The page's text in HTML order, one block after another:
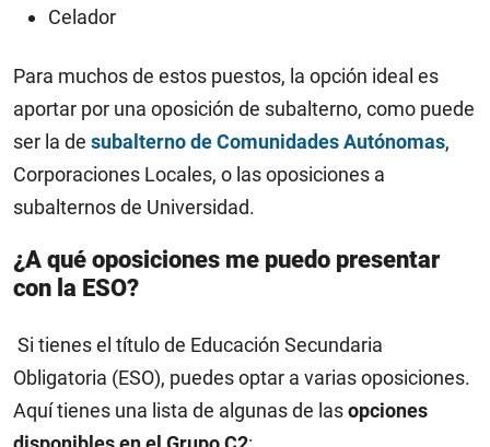
Celador
Para muchos de estos puestos, la opción ideal es
aportar por una oposición de subalterno, como puede
ser la de subalterno de Comunidades Autónomas,
Corporaciones Locales, o las oposiciones a
subalternos de Universidad.
¿A qué oposiciones me puedo presentar
con la ESO?
Si tienes el título de Educación Secundaria
Obligatoria (ESO), puedes optar a varias oposiciones.
Aquí tienes una lista de algunas de lasopciones